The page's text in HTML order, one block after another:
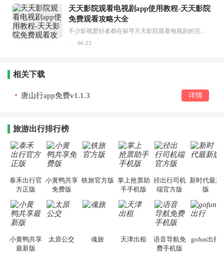
天天影院观看电视剧app使用教程-天天影院
免费观看攻略大全
06-23
相关下载
唐山行app免费v1.1.3 详情
旅游出行排行榜
泰禾出行官
方正版
小黄鸭共享
免费版
铁旅官方版 掌上抢票助
手手机版
径出行司机
端官方版
新时代最新
版
小黄鸭共享
最新版
太原公交 魂旅 天津出租
语音导航免
费手机版
gofun出行